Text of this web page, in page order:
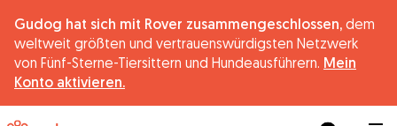
Gudog hat sich mit Rover zusammengeschlossen, dem
weltweit größten und vertrauenswürdigsten Netzwerk
von Fünf-Sterne-Tiersittern und Hundeausführern. Mein
Konto aktivieren.